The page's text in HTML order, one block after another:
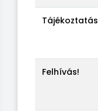
Tájékoztatás
Felhívás!